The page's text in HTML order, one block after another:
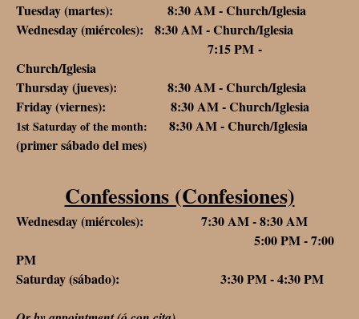
Tuesday (martes): 8:30 AM - Church/Iglesia
Wednesday (miércoles): 8:30 AM - Church/Iglesia
7:15 PM -
Church/Iglesia
Thursday (jueves): 8:30 AM - Church/Iglesia
Friday (viernes): 8:30 AM - Church/Iglesia
1st Saturday of the month: 8:30 AM - Church/Iglesia
(primer sábado del mes)
Confessions (Confesiones)
Wednesday (miércoles): 7:30 AM - 8:30 AM
5:00 PM - 7:00
PM
Saturday (sábado): 3:30 PM - 4:30 PM